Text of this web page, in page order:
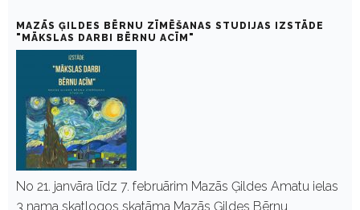
MAZĀS ĢILDES BĒRNU ZĪMĒŠANAS STUDIJAS IZSTĀDE
"MĀKSLAS DARBI BĒRNU ACĪM"
No 21. janvāra līdz 7. februārim Mazās Ģildes Amatu ielas
3 nama skatlogos skatāma Mazās Ģildes Bērnu